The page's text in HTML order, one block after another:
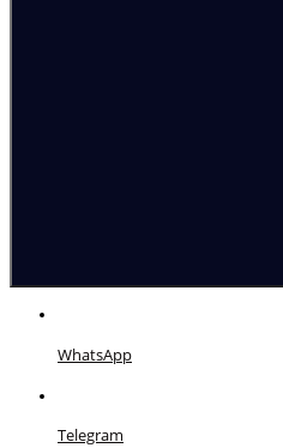
WhatsApp
Telegram